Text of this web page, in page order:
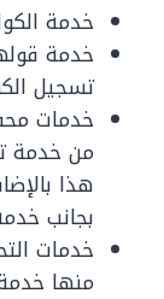
خدمة
خدمة
تسجيل
خدمات
من خدمة
هذا
بجانب
خدمات
منها